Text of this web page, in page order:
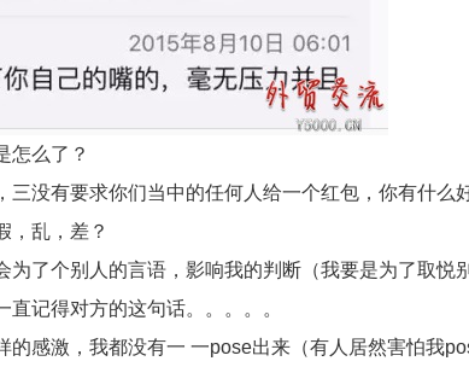
怎么了？
三没有要求你们当中的任何人给一个红包，你有什么
，乱，差？
为了个别人的言语，影响我的判断（我要是为了取悦
记得对方的这句话。。。。。
感激，我都没有一 一pose出来（有人居然害怕我